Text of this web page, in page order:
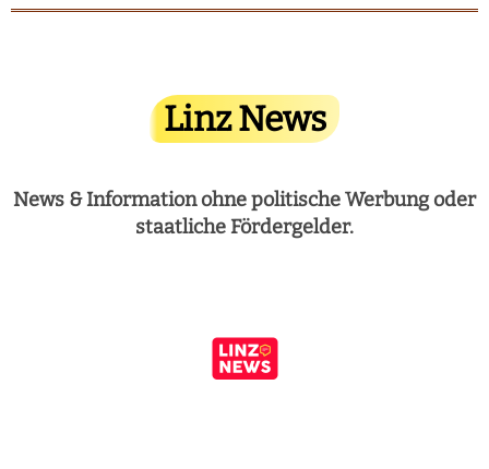
Linz News
News & Information ohne politische Werbung oder
staatliche Fördergelder.